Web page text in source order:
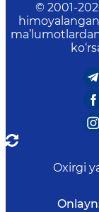
© 2001-
Oxirgi